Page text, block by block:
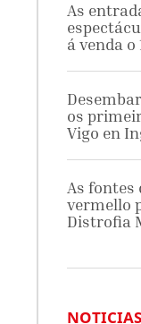
As
á venda o
os
Vigo en
As fontes
vermello
Distrofia